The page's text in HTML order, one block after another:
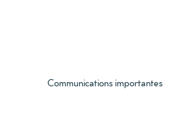
Communications importantes